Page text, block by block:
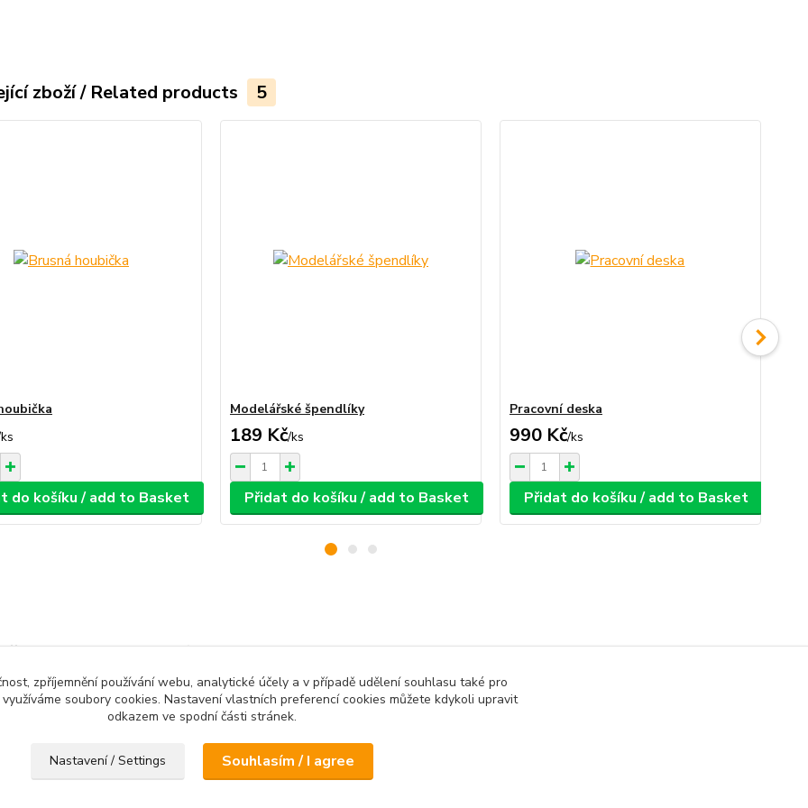
zboží / Related products 5
ks
do košíku / add to Basket
Modelářské špendlíky
189 Kč/ks
Přidat do košíku / add to Basket
Pracovní deska
990 Kč/ks
Přidat do košíku / add to Basket
v kategoriích / Goods classified in categories
250g RC Modely Rudy
zpříjemnění používání webu, analytické účely a v případě udělení souhlasu také pro
soubory cookies. Nastavení vlastních preferencí cookies můžete kdykoli upravit
odkazem ve spodní části stránek.
Nastavení / Settings Souhlasím / I agree